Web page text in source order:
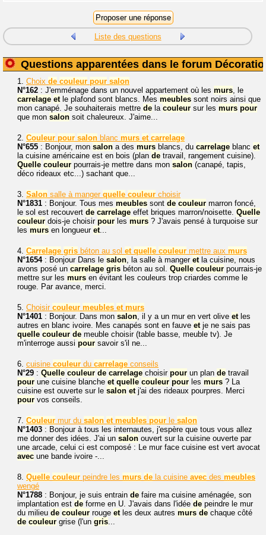
Liste des questions
Questions apparentées dans le forum
1. Choix de couleur pour salon
N°162 : J'emménage dans un nouvel appartement où les murs, le
carrelage etle plafond sont blancs. Mes meubles sont noirs ainsi que
mon canapé. Je souhaiterais mettre de la couleur sur les murs pour
que mon salon soit chaleureux. J'aime...
2. Couleur pour salon blanc murs et carrelage
N°655 : Bonjour, mon salon a des murs blancs, du carrelage blanc et
la cuisine américaine est en bois (plan de travail, rangement cuisine).
Quelle couleur pourrais-je mettre dans mon salon (canapé, tapis,
déco rideaux etc...) sachant que...
3. Salon salle à manger quelle couleur choisir
N°1831 : Bonjour. Tous mes meubles sont de couleur marron foncé,
le sol est recouvert de carrelage effet briques marron/noisette. Quelle
couleur dois-je choisir pour les murs ? J'avais pensé à turquoise sur
les murs en longueur et...
4. Carrelage gris béton au sol et quelle couleur mettre aux murs
N°1654: Bonjour Dans le salon, la salle à manger etla cuisine, nous
avons posé un carrelage gris béton au sol. Quelle couleur pourrais-je
mettre sur les murs en évitant les couleurs trop criardes comme le
rouge. Par avance, merci.
5. Choisir couleur meubles et murs
N°1401 : Bonjour. Dans mon salon, il y a un mur en vert olive etles
autres en blanc ivoire. Mes canapés sont en fauve etje ne sais pas
quelle couleur de meuble choisir (table basse, meuble tv). Je
m'interroge aussi pour savoir s'il ne...
6. cuisine couleur du carrelage conseils
N°29 : Quelle couleur de carrelage choisir pour un plan de travail
pour une cuisine blanche et quelle couleur pour les murs ? La
cuisine est ouverte sur le salon etj'ai des rideaux pourpres. Merci
pour vos conseils.
7. Couleur mur du salon et meubles pour le salon
N°1403 : Bonjour à tous les internautes, j'espère que tous vous allez
me donner des idées. J'ai un salon ouvert sur la cuisine ouverte par
une arcade, celui ci est composé : Le mur face cuisine est vert avocat
avec une bande ivoire -...
8. Quelle couleur peindre les murs de la cuisine avec des meubles
wengé
N°1788 : Bonjour, je suis entrain de faire ma cuisine aménagée, son
implantation est de forme en U. J'avais dans l'idée de peindre le mur
du milieu de couleur rouge etles deux autres murs de chaque côté
de couleur grise (l'un gris...